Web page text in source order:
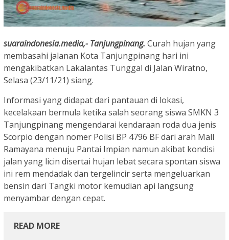
suaraindonesia.media,- Tanjungpinang. Curah hujan yang
membasahi jalanan Kota Tanjungpinang hari ini
mengakibatkan Lakalantas Tunggal di Jalan Wiratno,
Selasa (23/11/21) siang.
Informasi yang didapat dari pantauan di lokasi,
kecelakaan bermula ketika salah seorang siswa SMKN 3
Tanjungpinang mengendarai kendaraan roda dua jenis
Scorpio dengan nomer Polisi BP 4796 BF dari arah Mall
Ramayana menuju Pantai Impian namun akibat kondisi
jalan yang licin disertai hujan lebat secara spontan siswa
ini rem mendadak dan tergelincir serta mengeluarkan
bensin dari Tangki motor kemudian api langsung
menyambar dengan cepat.
READ MORE